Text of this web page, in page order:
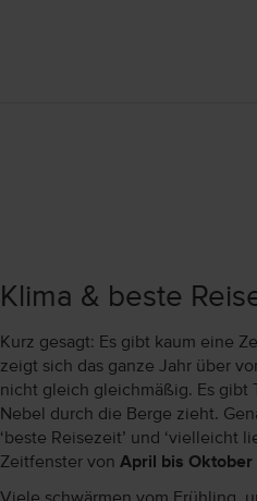
Klima & beste
Kurz gesagt: Es gibt kaum eine
zeigt sich das ganze Jahr über
nicht gleich gleichmäßig. Es gibt
Nebel durch die Berge zieht.
‘beste Reisezeit’ und ‘vielleicht
Zeitfenster von April bis Oktober